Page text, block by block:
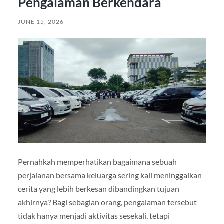
JUNE 15, 2026
Pernahkah memperhatikan bagaimana sebuah
perjalanan bersama keluarga sering kali meninggalkan
cerita yang lebih berkesan dibandingkan tujuan
akhirnya? Bagi sebagian orang, pengalaman tersebut
tidak hanya menjadi aktivitas sesekali, tetapi